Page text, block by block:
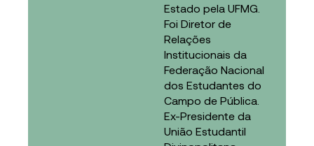
Estado pela UFMG.
Foi Diretor de
Relações
Institucionais da
Federação Nacional
dos Estudantes do
Campo de Pública.
Ex-Presidente da
União Estudantil